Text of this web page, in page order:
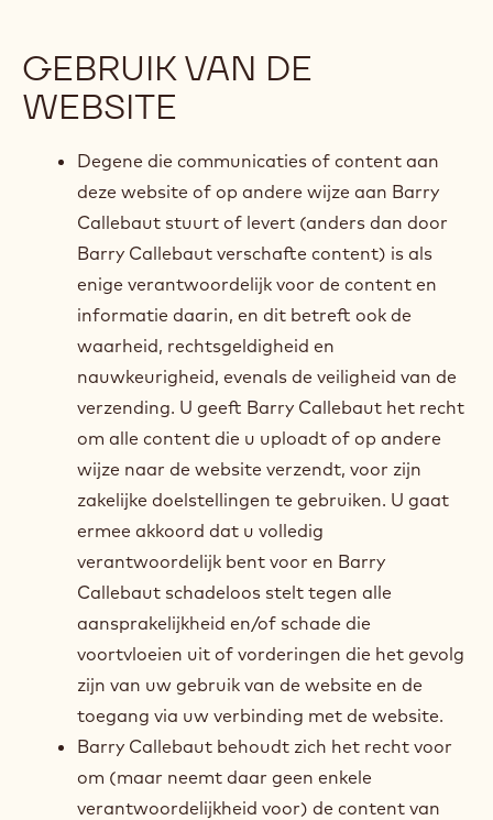
GEBRUIK VAN DE
WEBSITE
Degene die communicaties of content aan
deze website of op andere wijze aan Barry
Callebaut stuurt of levert (anders dan door
Barry Callebaut verschafte content) is als
enige verantwoordelijk voor de content en
informatie daarin, en dit betreft ook de
waarheid, rechtsgeldigheid en
nauwkeurigheid, evenals de veiligheid van de
verzending. U geeft Barry Callebaut het recht
om alle content die u uploadt of op andere
wijze naar de website verzendt, voor zijn
zakelijke doelstellingen te gebruiken. U gaat
ermee akkoord dat u volledig
verantwoordelijk bent voor en Barry
Callebaut schadeloos stelt tegen alle
aansprakelijkheid en/of schade die
voortvloeien uit of vorderingen die het gevolg
zijn van uw gebruik van de website en de
toegang via uw verbinding met de website.
Barry Callebaut behoudt zich het recht voor
om (maar neemt daar geen enkele
verantwoordelijkheid voor) de content van